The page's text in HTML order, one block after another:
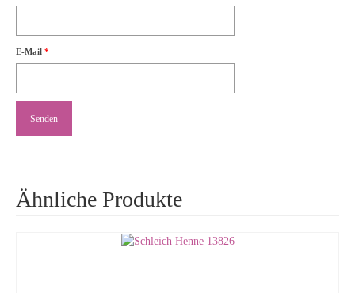
E-Mail *
Ähnliche Produkte